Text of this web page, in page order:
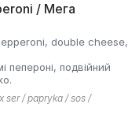
/ Мега
double cheese,
подвійний
ser / papryka / sos /